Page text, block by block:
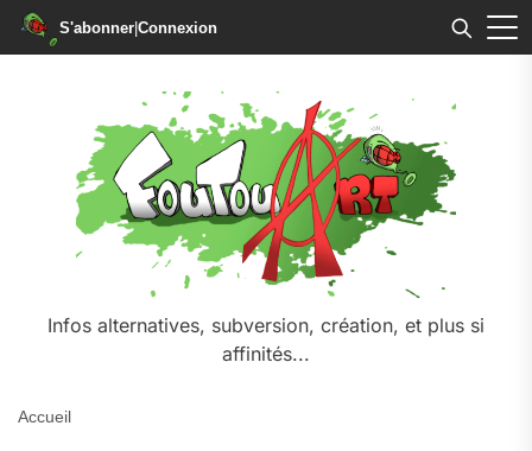
S'abonner|Connexion
Infos alternatives, subversion, création, et plus si
affinités...
Accueil